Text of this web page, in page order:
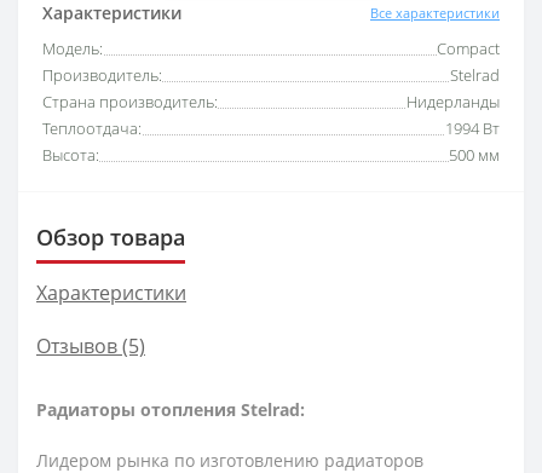
Характеристики Все характеристики
Модель:
Compact
Производитель:
Stelrad
Страна производитель:
Нидерланды
Теплоотдача:
1994 Вт
Высота:
500 мм
Обзор товара
Характеристики
Отзывов (5)
Радиаторы отопления Stelrad:
Лидером рынка по изготовлению радиаторов